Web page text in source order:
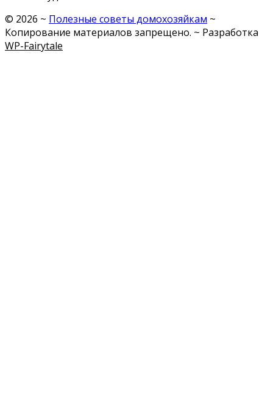
© 2026 ~ Полезные советы домохозяйкам ~
Копирование материалов запрещено. ~ Разработка
WP-Fairytale